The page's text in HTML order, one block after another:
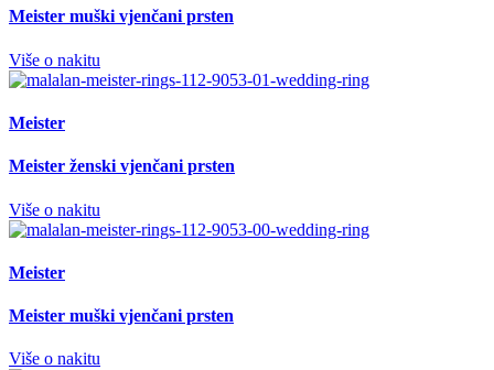
Meister muški vjenčani prsten
Više o nakitu
Meister
Meister ženski vjenčani prsten
Više o nakitu
Meister
Meister muški vjenčani prsten
Više o nakitu